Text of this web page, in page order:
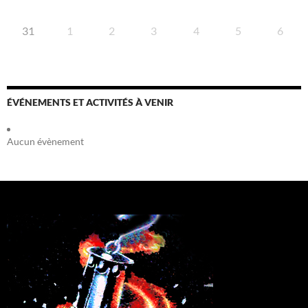
31 1 2 3 4 5 6
ÉVÉNEMENTS ET ACTIVITÉS À VENIR
Aucun évènement